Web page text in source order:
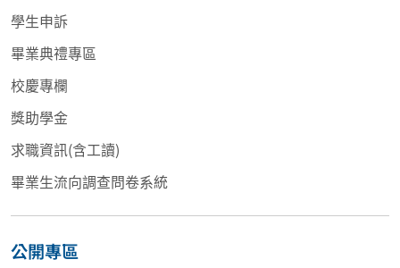
學生申訴
畢業典禮專區
校慶專欄
獎助學金
求職資訊(含工讀)
畢業生流向調查問卷系統
公開專區